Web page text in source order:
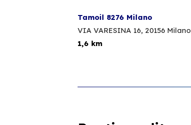
Tamoil 8276 Milano
VIA VARESINA 16, 20156 Milano
1,6 km